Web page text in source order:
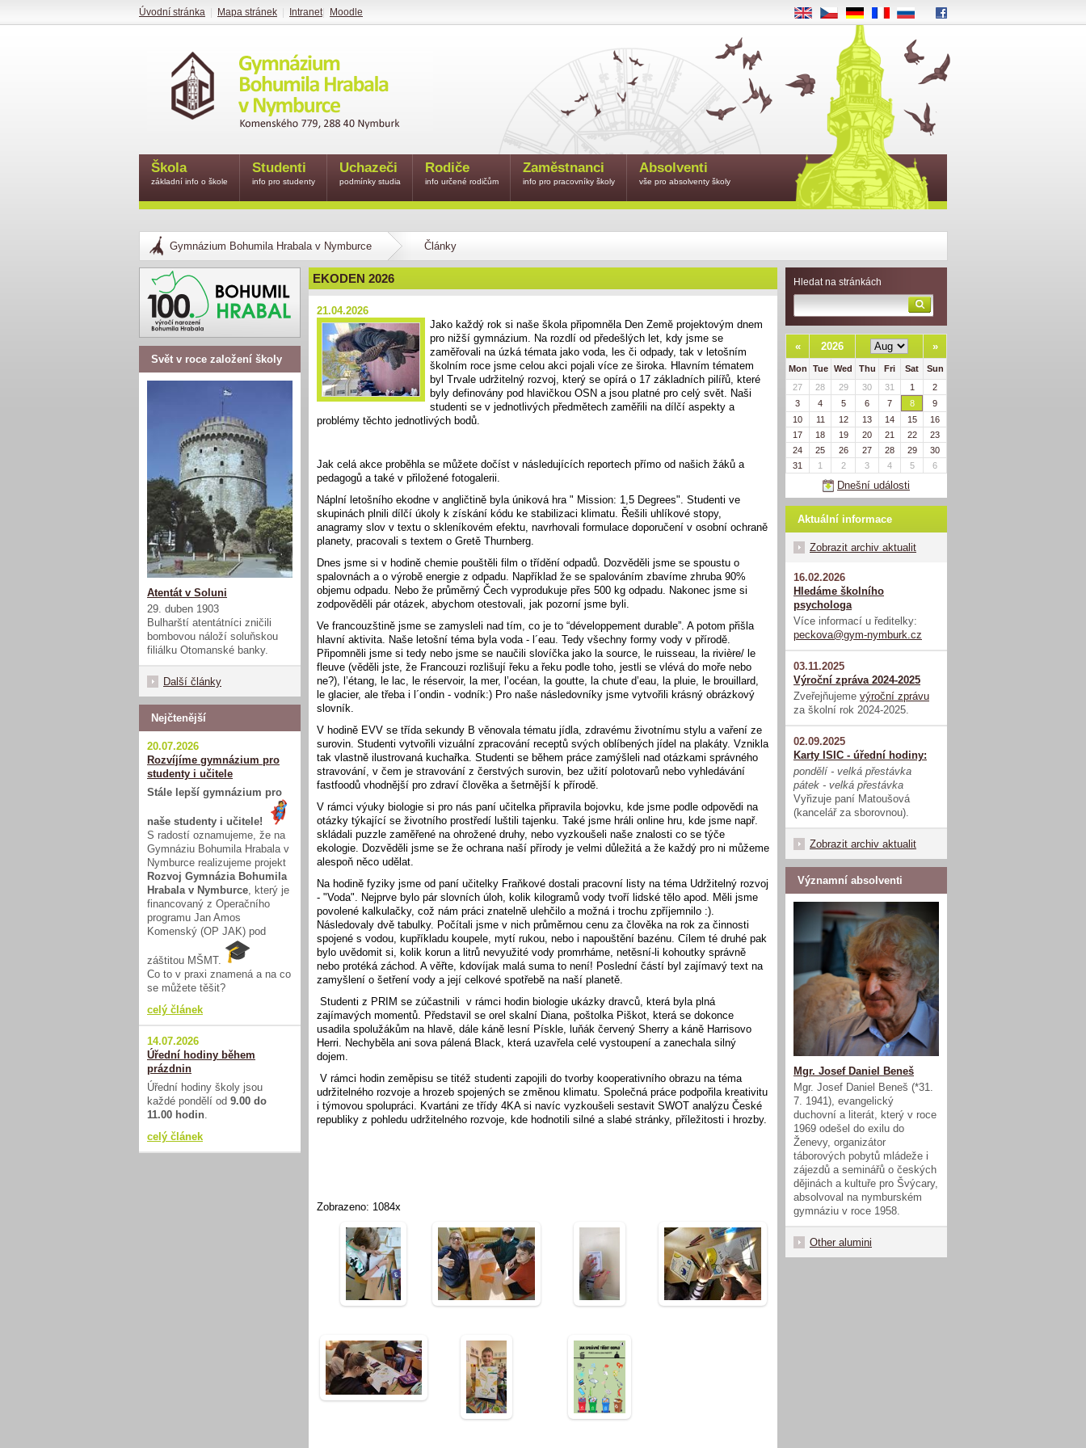
Gymnázium Bohumila Hrabala v Nymburce Články
EKODEN 2026
21.04.2026
Jako každý rok si naše škola připomněla Den Země projektovým dnem
pro nižší gymnázium. Na rozdlí od předešlých let, kdy jsme se
zaměřovali na úzká témata jako voda, les či odpady, tak v letošním
školním roce jsme celou akci pojali více ze široka. Hlavním tématem
byl Trvale udržitelný rozvoj, který se opírá o 17 základních pilířů, které
byly definovány pod hlavičkou OSN a jsou platné pro celý svět. Naši
studenti se v jednotlivých předmětech zaměřili na dílčí aspekty a
problémy těchto jednotlivých bodů.
Jak celá akce proběhla se můžete dočíst v následujících reportech přímo od našich žáků a
pedagogů a také v přiložené fotogalerii.
Náplní letošního ekodne v angličtině byla úniková hra " Mission: 1,5 Degrees". Studenti ve
skupinách plnili dílčí úkoly k získání kódu ke stabilizaci klimatu. Řešili uhlíkové stopy,
anagramy slov v textu o skleníkovém efektu, navrhovali formulace doporučení v osobní ochraně
planety, pracovali s textem o Gretě Thurnberg.
Dnes jsme si v hodině chemie pouštěli film o třídění odpadů. Dozvěděli jsme se spoustu o
spalovnách a o výrobě energie z odpadu. Například že se spalováním zbavíme zhruba 90%
objemu odpadu. Nebo že průměrný Čech vyprodukuje přes 500 kg odpadu. Nakonec jsme si
zodpověděli pár otázek, abychom otestovali, jak pozorní jsme byli.
Ve francouzštině jsme se zamysleli nad tím, co je to “développement durable”. A potom přišla
hlavní aktivita. Naše letošní téma byla voda - l´eau. Tedy všechny formy vody v přírodě.
Připomněli jsme si tedy nebo jsme se naučili slovíčka jako la source, le ruisseau, la rivière/ le
fleuve (věděli jste, že Francouzi rozlišují řeku a řeku podle toho, jestli se vlévá do moře nebo
ne?), l’étang, le lac, le réservoir, la mer, l’océan, la goutte, la chute d’eau, la pluie, le brouillard,
le glacier, ale třeba i l´ondin - vodník:) Pro naše následovníky jsme vytvořili krásný obrázkový
slovník.
V hodině EVV se třída sekundy B věnovala tématu jídla, zdravému životnímu stylu a vaření ze
surovin. Studenti vytvořili vizuální zpracování receptů svých oblíbených jídel na plakáty. Vznikla
tak vlastně ilustrovaná kuchařka. Studenti se během práce zamýšleli nad otázkami správného
stravování, v čem je stravování z čerstvých surovin, bez užití polotovarů nebo vyhledávání
fastfoodů vhodnější pro zdraví člověka a šetrnější k přírodě.
V rámci výuky biologie si pro nás paní učitelka připravila bojovku, kde jsme podle odpovědi na
otázky týkající se životního prostředí luštili tajenku. Také jsme hráli online hru, kde jsme např.
skládali puzzle zaměřené na ohrožené druhy, nebo vyzkoušeli naše znalosti co se týče
ekologie. Dozvěděli jsme se že ochrana naší přírody je velmi důležitá a že každý pro ni můžeme
alespoň něco udělat.
Na hodině fyziky jsme od paní učitelky Fraňkové dostali pracovní listy na téma Udržitelný rozvoj
- "Voda". Nejprve bylo pár slovních úloh, kolik kilogramů vody tvoří lidské tělo apod. Měli jsme
povolené kalkulačky, což nám práci znatelně ulehčilo a možná i trochu zpříjemnilo :).
Následovaly dvě tabulky. Počítali jsme v nich průměrnou cenu za člověka na rok za činnosti
spojené s vodou, kupříkladu koupele, mytí rukou, nebo i napouštění bazénu. Cílem té druhé pak
bylo uvědomit si, kolik korun a litrů nevyužité vody promrháme, netěsní-li kohoutky správně
nebo protéká záchod. A věřte, kdovíjak malá suma to není! Poslední částí byl zajímavý text na
zamyšlení o šetření vody a její celkové spotřebě na naší planetě.
Studenti z PRIM se zúčastnili v rámci hodin biologie ukázky dravců, která byla plná
zajímavých momentů. Představil se orel skalní Diana, poštolka Piškot, která se dokonce
usadila spolužákům na hlavě, dále káně lesní Pískle, luňák červený Sherry a káně Harrisovo
Herri. Nechyběla ani sova pálená Black, která uzavřela celé vystoupení a zanechala silný
dojem.
V rámci hodin zeměpisu se titéž studenti zapojili do tvorby kooperativního obrazu na téma
udržitelného rozvoje a hrozeb spojených se změnou klimatu. Společná práce podpořila kreativitu
i týmovou spolupráci. Kvartáni ze třídy 4KA si navíc vyzkoušeli sestavit SWOT analýzu České
republiky z pohledu udržitelného rozvoje, kde hodnotili silné a slabé stránky, příležitosti i hrozby.
Zobrazeno: 1084x
Hledat na stránkách
« 2026 »
Mon Tue Wed Thu Fri Sat
Sun
27
28 29 30 31 1
2
3
4 5 6 7 8
9
10
11 12 13 14 15
16
17
18 19 20 21 22
23
24
25 26 27 28 29
30
31
1 2 3 4 5 6
Dnešní události
Aktuální informace
Zobrazit archiv aktualit
16.02.2026
Hledáme školního
psychologa
Více informací u ředitelky:
peckova@gym-nymburk.cz
03.11.2025
Výroční zpráva 2024-2025
Zveřejňujeme výroční zprávu
za školní rok 2024-2025.
02.09.2025
Karty ISIC - úřední hodiny:
pondělí - velká přestávka
pátek - velká přestávka
Vyřizuje paní Matoušová
(kancelář za sborovnou).
Zobrazit archiv aktualit
Významní absolventi
Mgr. Josef Daniel Beneš
Mgr. Josef Daniel Beneš (*31.
7. 1941), evangelický
duchovní a literát, který v roce
1969 odešel do exilu do
Ženevy, organizátor
táborových pobytů mládeže i
zájezdů a seminářů o českých
dějinách a kultuře pro Švýcary,
absolvoval na nymburském
gymnáziu v roce 1958.
Other alumini
Svět v roce založení školy
Atentát v Soluni
29. duben 1903
Bulharští atentátníci zničili
bombovou náloží soluňskou
filiálku Otomanské banky.
Další články
Nejčtenější
20.07.2026
Rozvíjíme gymnázium pro
studenty i učitele
Stále lepší gymnázium pro
naše studenty i učitele!
S radostí oznamujeme, že na
Gymnáziu Bohumila Hrabala v
Nymburce realizujeme projekt
Rozvoj Gymnázia Bohumila
Hrabala v Nymburce, který je
financovaný z Operačního
programu Jan Amos
Komenský (OP JAK) pod
záštitou MŠMT.
Co to v praxi znamená a na co
se můžete těšit?
celý článek
14.07.2026
Úřední hodiny během
prázdnin
Úřední hodiny školy jsou
každé pondělí od 9.00 do
11.00 hodin.
celý článek
Škola
základní info o škole
Studenti
info pro studenty
Uchazeči
podmínky studia
Rodiče
info určené rodičům
Zaměstnanci
info pro pracovníky školy
Absolventi
vše pro absolventy školy
Úvodní stránka Mapa stránek Intranet| Moodle EN CS DE RU